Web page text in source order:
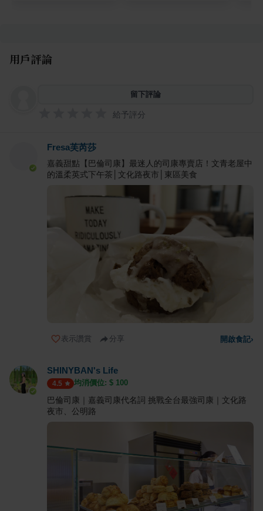
用戶評論
留下評論
給予評分
Fresa芙芮莎
嘉義甜點【巴倫司康】最迷人的司康專賣店！文青老屋中
的溫柔英式下午茶│文化路夜市│東區美食
表示讚賞 分享 開啟食記›
SHINYBAN's Life
4.5 均消價位: $ 100
巴倫司康｜嘉義司康代名詞 挑戰全台最強司康｜文化路
夜市、公明路